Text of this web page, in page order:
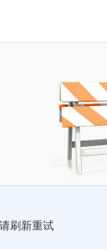
刷新重试